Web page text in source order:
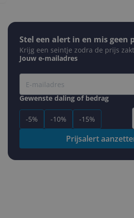
Stel een alert in en mis geen
Krijg een seintje zodra de prijs zakt
Jouw e-mailadres
Gewenste daling of bedrag
-5% -10% -15%
Prijsalert